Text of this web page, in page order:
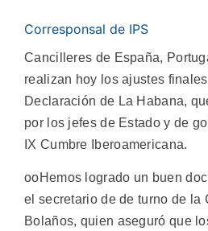
Corresponsal de IPS
Cancilleres de España,
realizan hoy los ajustes
Declaración de La Habana,
por los jefes de Estado y de
IX Cumbre Iberoamericana.
ooHemos logrado un buen
el secretario de de turno de la
Bolaños, quien aseguró que